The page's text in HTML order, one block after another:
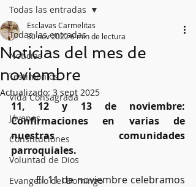
Todas las entradas
Noticias
Testimonios
Vida Consagrada
Jóvenes
Constituciones
Voluntad de Dios
Evangelio del Domingo
Todas las entradas
Noticias del mes de
noviembre
Esclavas Carmelitas
30 nov 20226 min de lectura
Actualizado: 3 sept 2025
11, 12 y 13 de noviembre:
Confirmaciones en varias de
nuestras comunidades
parroquiales.
	El 11 de noviembre celebramos